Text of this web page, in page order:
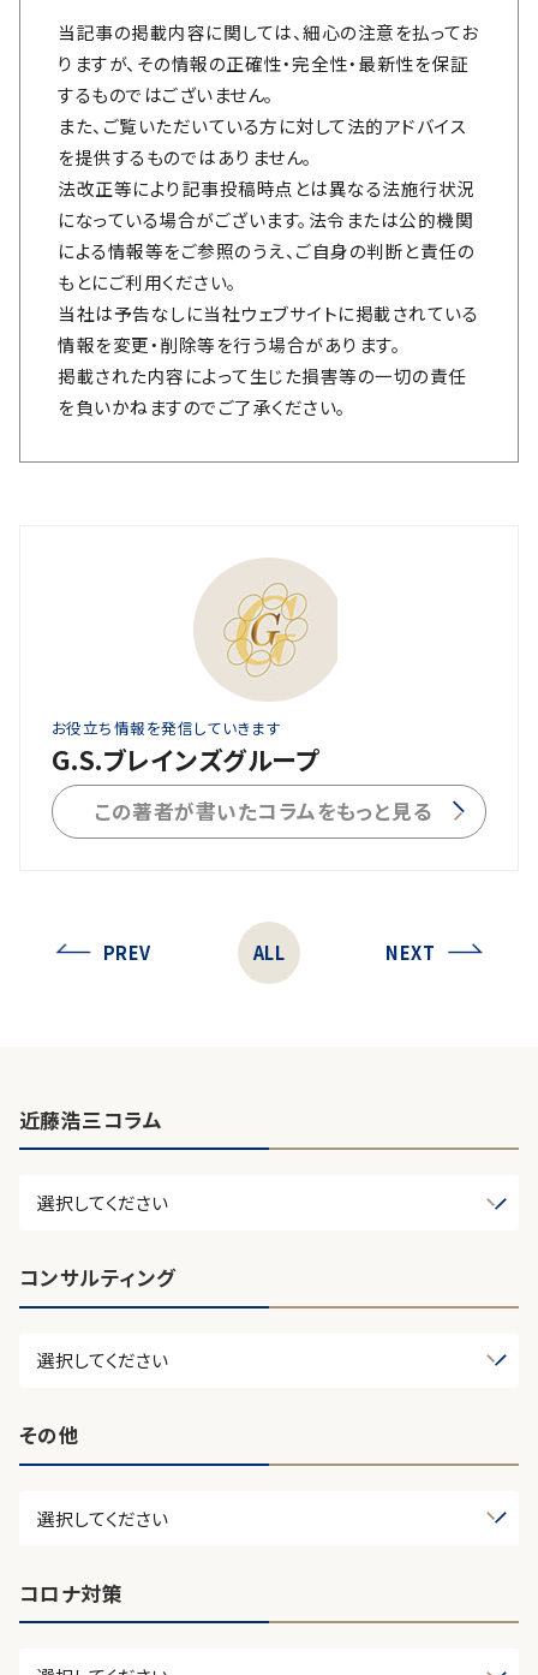
当記事の掲載内容に関しては、細心の注意を払ってお
りますが、その情報の正確性・完全性・最新性を保証
するものではございません。
また、ご覧いただいている方に対して法的アドバイス
を提供するものではありません。
法改正等により記事投稿時点とは異なる法施行状況
になっている場合がございます。法令または公的機関
による情報等をご参照のうえ、ご自身の判断と責任の
もとにご利用ください。
当社は予告なしに当社ウェブサイトに掲載されている
情報を変更・削除等を行う場合があります。
掲載された内容によって生じた損害等の一切の責任
を負いかねますのでご了承ください。
お役立ち情報を発信していきます
G.S.ブレインズグループ
この著者が書いたコラムをもっと見る
PREV ALL NEXT
近藤浩三コラム
コンサルティング
その他
コロナ対策